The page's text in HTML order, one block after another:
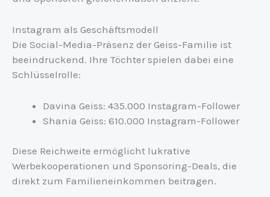
Instagram als Geschäftsmodell
Die Social-Media-Präsenz der Geiss-Familie ist
beeindruckend. Ihre Töchter spielen dabei eine
Schlüsselrolle:
Davina Geiss: 435.000 Instagram-Follower
Shania Geiss: 610.000 Instagram-Follower
Diese Reichweite ermöglicht lukrative
Werbekooperationen und Sponsoring-Deals, die
direkt zum Familieneinkommen beitragen.